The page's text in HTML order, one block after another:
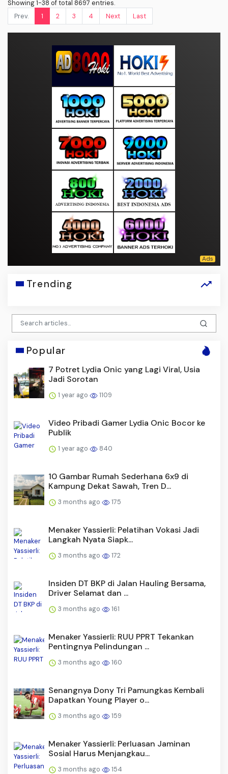
Showing 1-38 of total 8697 entries.
Prev.
1 2 3 4 Next Last
Trending
Popular
7 Potret Lydia Onic yang Lagi Viral, Usia
Jadi Sorotan
1 year ago 1109
Video Pribadi Gamer Lydia Onic Bocor ke
Publik
1 year ago 840
10 Gambar Rumah Sederhana 6x9 di
Kampung Dekat Sawah, Tren D...
3 months ago 175
Menaker Yassierli: Pelatihan Vokasi Jadi
Langkah Nyata Siapk...
3 months ago 172
Insiden DT BKP di Jalan Hauling Bersama,
Driver Selamat dan ...
3 months ago 161
Menaker Yassierli: RUU PPRT Tekankan
Pentingnya Pelindungan ...
3 months ago 160
Senangnya Dony Tri Pamungkas Kembali
Dapatkan Young Player o...
3 months ago 159
Menaker Yassierli: Perluasan Jaminan
Sosial Harus Menjangkau...
3 months ago 154